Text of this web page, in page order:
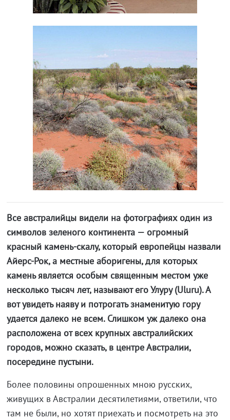
Все австралийцы видели на фотографиях один из
символов зеленого континента — огромный
красный камень-скалу, который европейцы назвали
Айерс-Рок, а местные аборигены, для которых
камень является особым священным местом уже
несколько тысяч лет, называют его Улуру (Uluru). А
вот увидеть наяву и потрогать знаменитую гору
удается далеко не всем. Слишком уж далеко она
расположена от всех крупных австралийских
городов, можно сказать, в центре Австралии,
посередине пустыни.
Более половины опрошенных мною русских,
живущих в Австралии десятилетиями, ответили, что
там не были, но хотят приехать и посмотреть на это